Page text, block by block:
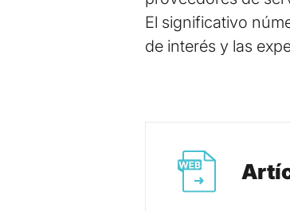
El significativo
de interés y las